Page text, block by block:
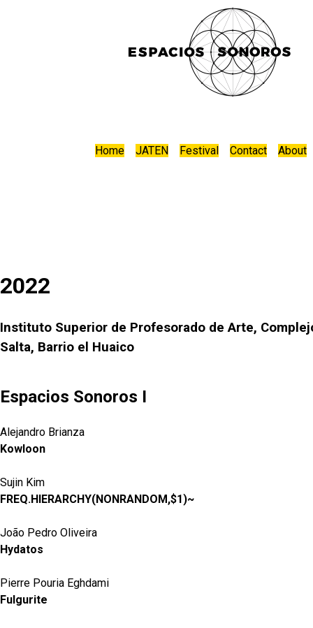
Home JATEN Festival Contact About
2022
Instituto Superior de Profesorado de Arte,
Salta, Barrio el Huaico
Espacios Sonoros I
Alejandro Brianza
Kowloon
Sujin Kim
FREQ.HIERARCHY(NONRANDOM,$1)~
João Pedro Oliveira
Hydatos
Pierre Pouria Eghdami
Fulgurite